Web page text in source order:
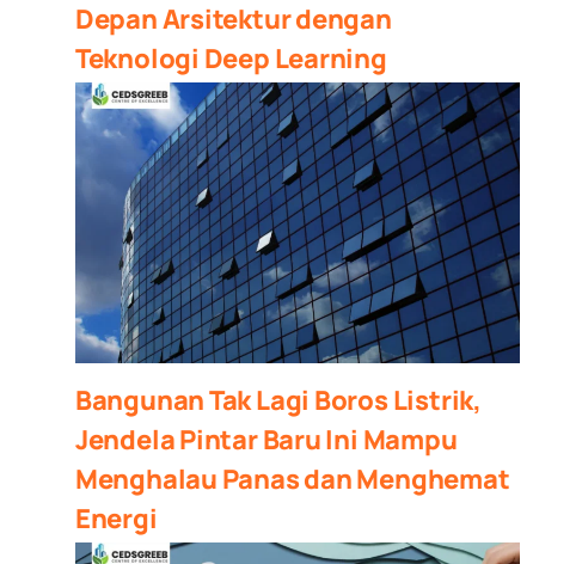
Depan Arsitektur dengan
Teknologi Deep Learning
Bangunan Tak Lagi Boros Listrik,
Jendela Pintar Baru Ini Mampu
Menghalau Panas dan Menghemat
Energi